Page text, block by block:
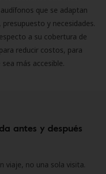
que se adaptan
y necesidades.
a su cobertura de
reducir costos, para
más accesible.
antes y después
viaje, no una sola visita.